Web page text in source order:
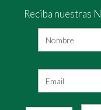
Reciba nuestras